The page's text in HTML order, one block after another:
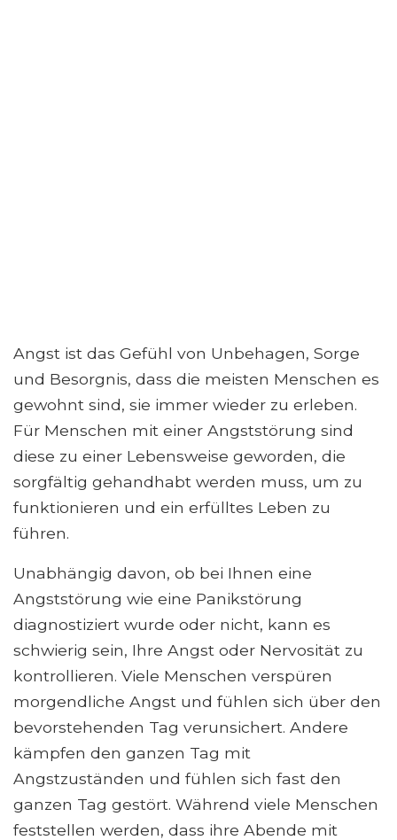
Angst ist das Gefühl von Unbehagen, Sorge
und Besorgnis, dass die meisten Menschen es
gewohnt sind, sie immer wieder zu erleben.
Für Menschen mit einer Angststörung sind
diese zu einer Lebensweise geworden, die
sorgfältig gehandhabt werden muss, um zu
funktionieren und ein erfülltes Leben zu
führen.
Unabhängig davon, ob bei Ihnen eine
Angststörung wie eine Panikstörung
diagnostiziert wurde oder nicht, kann es
schwierig sein, Ihre Angst oder Nervosität zu
kontrollieren. Viele Menschen verspüren
morgendliche Angst und fühlen sich über den
bevorstehenden Tag verunsichert. Andere
kämpfen den ganzen Tag mit
Angstzuständen und fühlen sich fast den
ganzen Tag gestört. Während viele Menschen
feststellen werden, dass ihre Abende mit